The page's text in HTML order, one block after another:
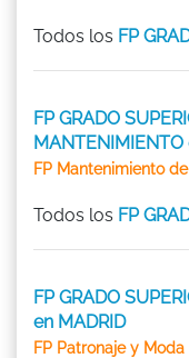
Todos los FP
FP GRADO
MANTENIMIENTO
FP Mantenimiento
Todos los FP
FP GRADO
en MADRID
FP Patronaje y Moda